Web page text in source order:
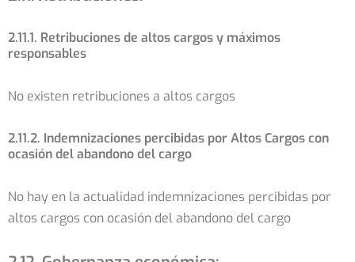
2.11.1. Retribuciones de altos cargos y máximos
responsables
No existen retribuciones a altos cargos
2.11.2. Indemnizaciones percibidas por Altos Cargos con
ocasión del abandono del cargo
No hay en la actualidad indemnizaciones percibidas por
altos cargos con ocasión del abandono del cargo